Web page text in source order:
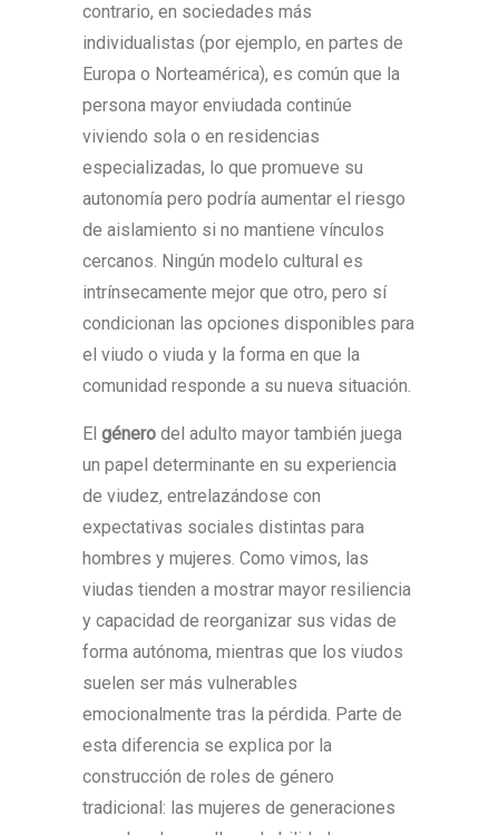
contrario, en sociedades más
individualistas (por ejemplo, en partes de
Europa o Norteamérica), es común que la
persona mayor enviudada continúe
viviendo sola o en residencias
especializadas, lo que promueve su
autonomía pero podría aumentar el riesgo
de aislamiento si no mantiene vínculos
cercanos. Ningún modelo cultural es
intrínsecamente mejor que otro, pero sí
condicionan las opciones disponibles para
el viudo o viuda y la forma en que la
comunidad responde a su nueva situación.
El género del adulto mayor también juega
un papel determinante en su experiencia
de viudez, entrelazándose con
expectativas sociales distintas para
hombres y mujeres. Como vimos, las
viudas tienden a mostrar mayor resiliencia
y capacidad de reorganizar sus vidas de
forma autónoma, mientras que los viudos
suelen ser más vulnerables
emocionalmente tras la pérdida. Parte de
esta diferencia se explica por la
construcción de roles de género
tradicional: las mujeres de generaciones